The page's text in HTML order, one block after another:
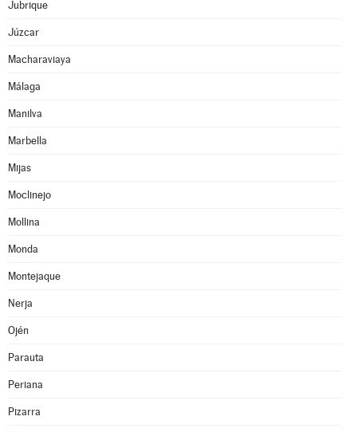
Jubrique
Júzcar
Macharaviaya
Málaga
Manilva
Marbella
Mijas
Moclinejo
Mollina
Monda
Montejaque
Nerja
Ojén
Parauta
Periana
Pizarra